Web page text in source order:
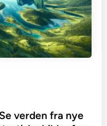
verden fra nye